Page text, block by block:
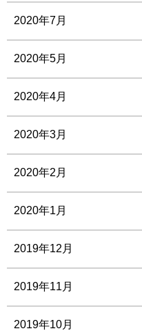
2020年7月
2020年5月
2020年4月
2020年3月
2020年2月
2020年1月
2019年12月
2019年11月
2019年10月